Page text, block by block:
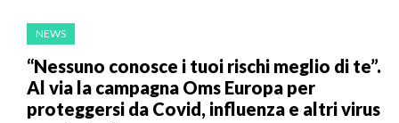
NEWS
“Nessuno conosce i tuoi rischi meglio di te”.
Al via la campagna Oms Europa per
proteggersi da Covid, influenza e altri virus